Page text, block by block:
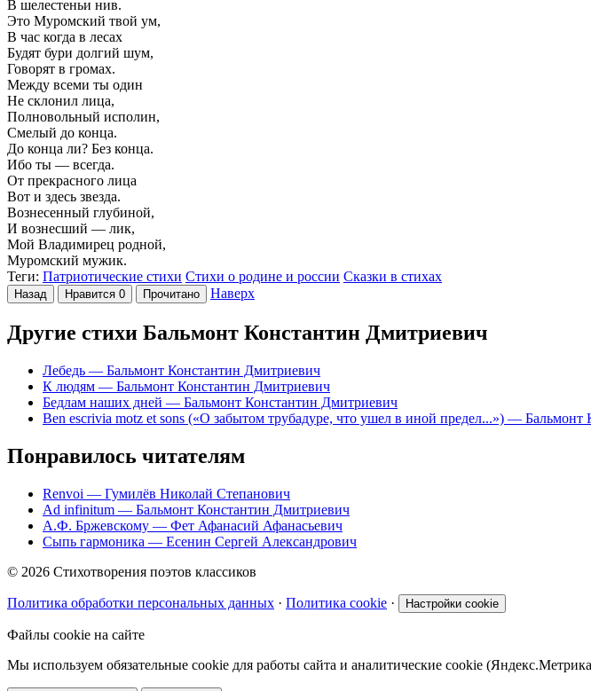
В шелестеньи нив.
Это Муромский твой ум,
В час когда в лесах
Будят бури долгий шум,
Говорят в громах.
Между всеми ты один
Не склонил лица,
Полновольный исполин,
Смелый до конца.
До конца ли? Без конца.
Ибо ты — всегда.
От прекрасного лица
Вот и здесь звезда.
Вознесенный глубиной,
И вознесший — лик,
Мой Владимирец родной,
Муромский мужик.
Теги: Патриотические стихи Стихи о родине и россии Сказки в стихах
Назад Нравится 0 Прочитано Наверх
Другие стихи Бальмонт Константин Дмитриевич
Лебедь — Бальмонт Константин Дмитриевич
К людям — Бальмонт Константин Дмитриевич
Бедлам наших дней — Бальмонт Константин Дмитриевич
Ben escrivia motz et sons («О забытом трубадуре, что ушел в иной предел...») — Бальмонт
Понравилось читателям
Renvoi — Гумилёв Николай Степанович
Ad infinitum — Бальмонт Константин Дмитриевич
А.Ф. Бржевскому — Фет Афанасий Афанасьевич
Сыпь гармоника — Есенин Сергей Александрович
© 2026 Стихотворения поэтов классиков
Политика обработки персональных данных · Политика cookie · Настройки cookie
Файлы cookie на сайте
Мы используем обязательные cookie для работы сайта и аналитические cookie